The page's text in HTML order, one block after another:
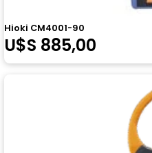
Hioki CM4001-90
U$S 885,00